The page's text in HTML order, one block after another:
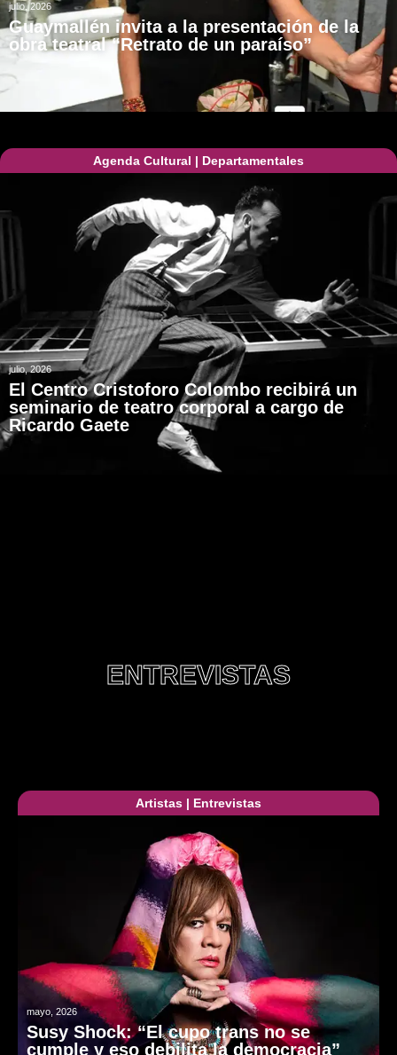
julio, 2026
Guaymallén invita a la presentación de la
obra teatral “Retrato de un paraíso”
Agenda Cultural | Departamentales
julio, 2026
El Centro Cristoforo Colombo recibirá un
seminario de teatro corporal a cargo de
Ricardo Gaete
ENTREVISTAS
Artistas | Entrevistas
mayo, 2026
Susy Shock: “El cupo trans no se
cumple y eso debilita la democracia”